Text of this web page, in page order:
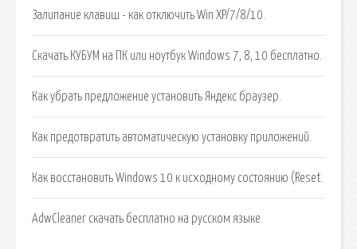
Залипание клавиш - как отключить Win XP/7/8/10.
Скачать КУБУМ на ПК или ноутбук Windows 7, 8, 10 бесплатно.
Как убрать предложение установить Яндекс браузер.
Как предотвратить автоматическую установку приложений.
Как восстановить Windows 10 к исходному состоянию (Reset.
AdwCleaner скачать бесплатно на русском языке.